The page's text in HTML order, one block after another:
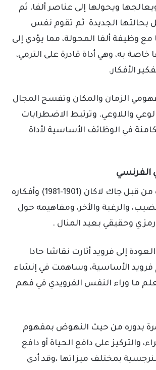
ويحولها إلى عناصر ألفا، ثم
بحالتها الجديدة ثم تقوم نفس
مع وظيفة ألفا المحولة، مما يؤدي إلى
خاصة به، وهي أداة قادرة على الترمي،
الأفكار.
الزمان والمكان وتفسح المجال
الوعي واللاوعي. وترتبط الاضطرابات
في الوظائف الأساسية لأداة
الفرنسي
ازدهر بعد تحديده من قبل جاك لاكان (1901-1981) وأفكاره
والرغبة والأخر، ومفاهيمه حول
وحقيقي بعيد المنال .
إلى فرويد أثارت نقاشا حادا
الأساسية، وساهمت في إنشاء
ما وراء النفس الفرويدي في فهم
بدوره من حيث النهوض بمفهوم
والتركيز على دافع الحياة أو دافع
بمختلف ميزاتها ،وقد أدى